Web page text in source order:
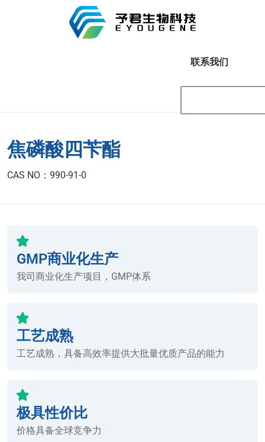
联系我们
焦磷酸四苄酯
CAS NO：990-91-0
GMP商业化生产
我司商业化生产项目，GMP体系
工艺成熟
工艺成熟，具备高效率提供大批量优质产品的能力
极具性价比
价格具备全球竞争力